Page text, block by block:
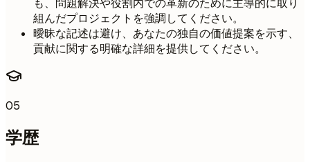
も、問題解決や役割内での革新のために主導的に取り
組んだプロジェクトを強調してください。
曖昧な記述は避け、あなたの独自の価値提案を示す、
貢献に関する明確な詳細を提供してください。
05
学歴